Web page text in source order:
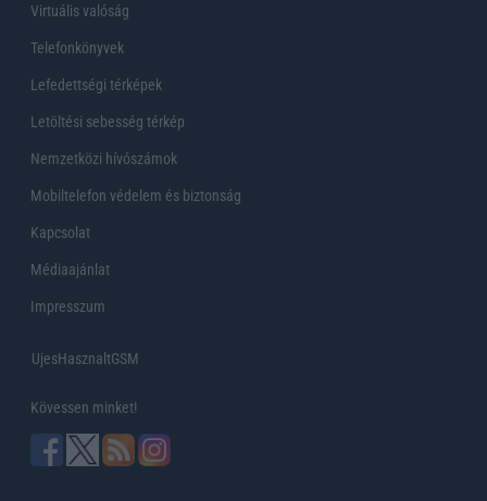
Virtuális valóság
Telefonkönyvek
Lefedettségi térképek
Letöltési sebesség térkép
Nemzetközi hívószámok
Mobiltelefon védelem és biztonság
Kapcsolat
Médiaajánlat
Impresszum
UjesHasznaltGSM
Kövessen minket!